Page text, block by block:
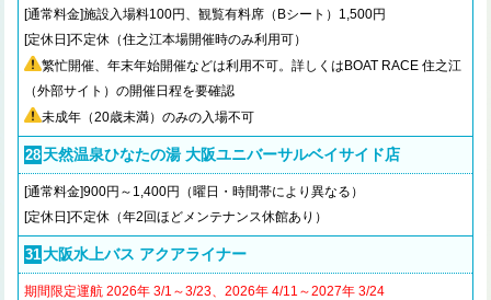
[通常料金]施設入場料100円、観覧有料席（Bシート）1,500円
[定休日]不定休（住之江本場開催時のみ利用可）
繁忙開催、年末年始開催などは利用不可。詳しくはBOAT RACE 住之江
（外部サイト）の開催日程を要確認
未成年（20歳未満）のみの入場不可
28 天然温泉ひなたの湯 大阪ユニバーサルベイサイド店
[通常料金]900円～1,400円（曜日・時間帯により異なる）
[定休日]不定休（年2回ほどメンテナンス休館あり）
31 大阪水上バス アクアライナー
期間限定運航 2026年 3/1～3/23、 2026年 4/11～2027年 3/24